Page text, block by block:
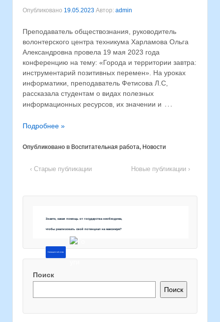
Опубликовано 19.05.2023 Автор: admin
Преподаватель обществознания, руководитель
волонтерского центра техникума Харламова Ольга
Александровна провела 19 мая 2023 года
конференцию на тему: «Города и территории завтра:
инструментарий позитивных перемен». На уроках
информатики, преподаватель Фетисова Л.С,
рассказала студентам о видах полезных
информационных ресурсов, их значении и …
Подробнее »
Опубликовано в Воспитательная работа, Новости
‹ Старые публикации Новые публикации ›
Знаете, какая помощь от государства необходима,
чтобы реализовать свой потенциал на максимум?
Напишите об этом
Поиск
Поиск